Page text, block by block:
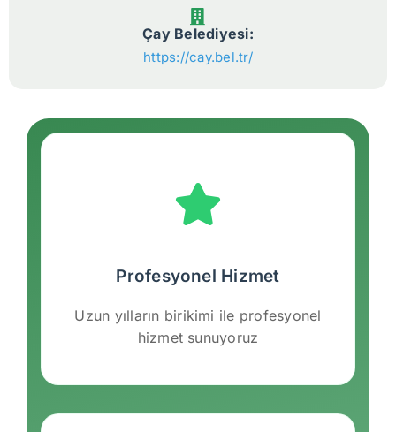
Çay Belediyesi:
https://cay.bel.tr/
Profesyonel Hizmet
Uzun yılların birikimi ile profesyonel
hizmet sunuyoruz